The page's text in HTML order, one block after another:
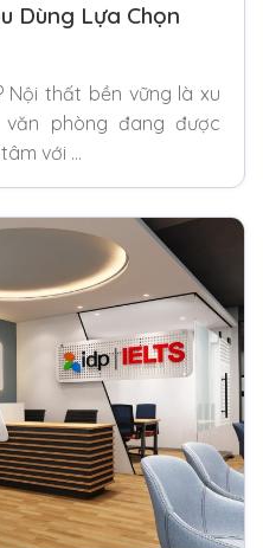
Dùng Lựa Chọn
Nội thất bền vững là xu
phòng đang được
với …